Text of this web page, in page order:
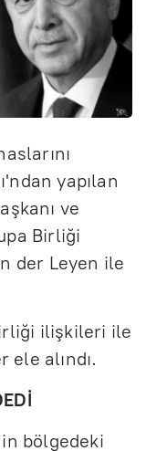
yapılan
ve
Birliği
der Leyen ile
ilişkileri ile
alındı.
bölgedeki